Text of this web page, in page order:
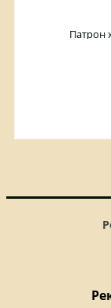
Патрон